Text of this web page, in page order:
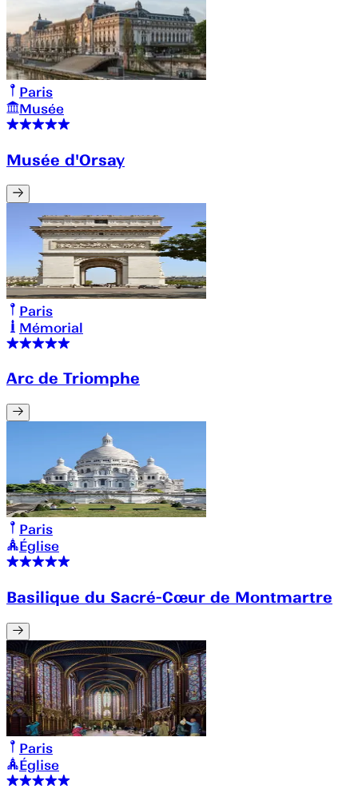
Paris
Musée
Musée d'Orsay
Paris
Mémorial
Arc de Triomphe
Paris
Église
Basilique du Sacré-Cœur de Montmartre
Paris
Église